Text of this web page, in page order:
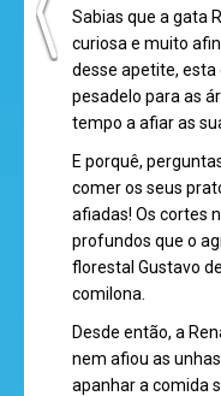
Sabias que a gata
curiosa e muito
desse apetite,
pesadelo para as
tempo a afiar as
E porquê,
comer os seus
afiadas! Os cortes
profundos que o
florestal Gustavo
comilona.
Desde então, a
nem afiou as
apanhar a comida